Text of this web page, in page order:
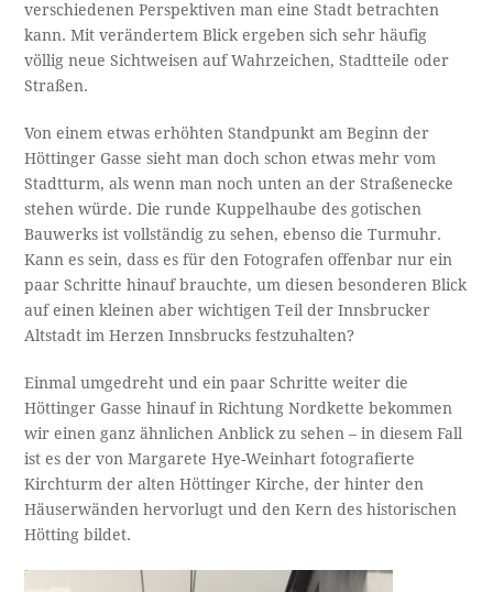
verschiedenen Perspektiven man eine Stadt betrachten
kann. Mit verändertem Blick ergeben sich sehr häufig
völlig neue Sichtweisen auf Wahrzeichen, Stadtteile oder
Straßen.
Von einem etwas erhöhten Standpunkt am Beginn der
Höttinger Gasse sieht man doch schon etwas mehr vom
Stadtturm, als wenn man noch unten an der Straßenecke
stehen würde. Die runde Kuppelhaube des gotischen
Bauwerks ist vollständig zu sehen, ebenso die Turmuhr.
Kann es sein, dass es für den Fotografen offenbar nur ein
paar Schritte hinauf brauchte, um diesen besonderen Blick
auf einen kleinen aber wichtigen Teil der Innsbrucker
Altstadt im Herzen Innsbrucks festzuhalten?
Einmal umgedreht und ein paar Schritte weiter die
Höttinger Gasse hinauf in Richtung Nordkette bekommen
wir einen ganz ähnlichen Anblick zu sehen – in diesem Fall
ist es der von Margarete Hye-Weinhart fotografierte
Kirchturm der alten Höttinger Kirche, der hinter den
Häuserwänden hervorlugt und den Kern des historischen
Hötting bildet.